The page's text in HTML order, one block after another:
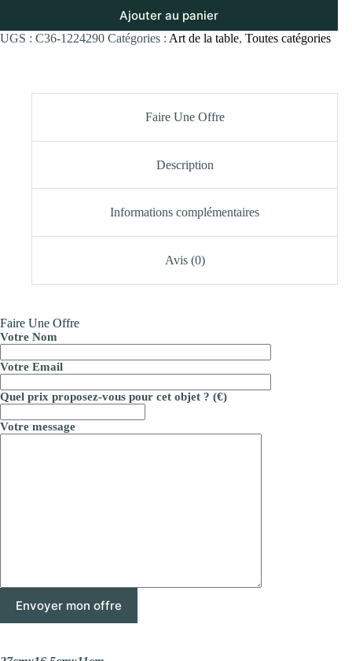
Ajouter au panier
UGS : C36-1224290 Catégories : Art de la table, Toutes catégories
Faire Une Offre
Description
Informations complémentaires
Avis (0)
Faire Une Offre
Votre Nom
Votre Email
Quel prix proposez-vous pour cet objet ? (€)
Votre message